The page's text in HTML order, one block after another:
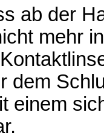
ab der
mehr
dem
einem